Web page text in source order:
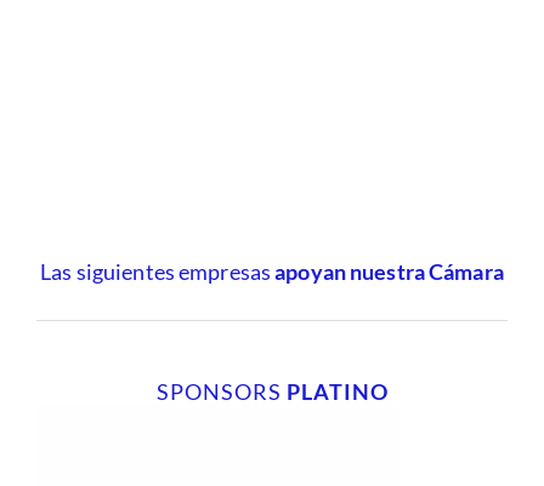
Las siguientes empresasapoyan nuestra Cámara
SPONSORS PLATINO